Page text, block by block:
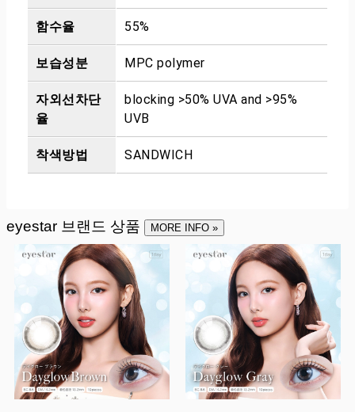
함수율 55%
보습성분 MPC polymer
자외선차단
율
blocking >50% UVA and >95%
UVB
착색방법 SANDWICH